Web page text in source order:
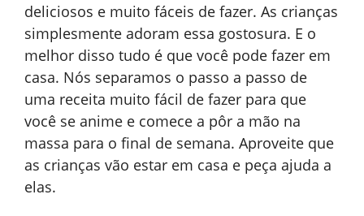
deliciosos e muito fáceis de fazer. As crianças
simplesmente adoram essa gostosura. E o
melhor disso tudo é que você pode fazer em
casa. Nós separamos o passo a passo de
uma receita muito fácil de fazer para que
você se anime e comece a pôr a mão na
massa para o final de semana. Aproveite que
as crianças vão estar em casa e peça ajuda a
elas.